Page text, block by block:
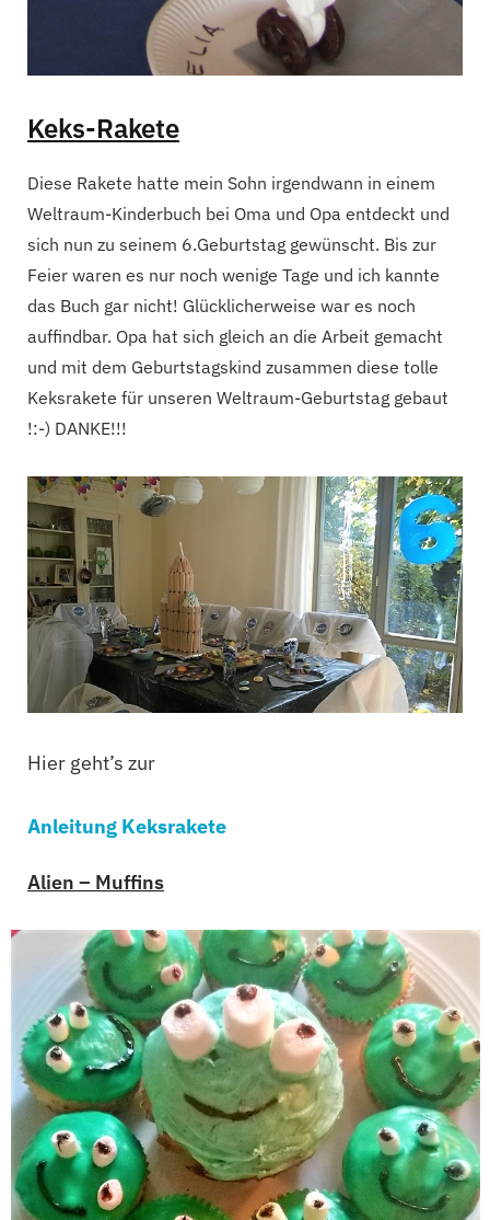
Keks-Rakete
Diese Rakete hatte mein Sohn irgendwann in einem
Weltraum-Kinderbuch bei Oma und Opa entdeckt und
sich nun zu seinem 6.Geburtstag gewünscht. Bis zur
Feier waren es nur noch wenige Tage und ich kannte
das Buch gar nicht! Glücklicherweise war es noch
auffindbar. Opa hat sich gleich an die Arbeit gemacht
und mit dem Geburtstagskind zusammen diese tolle
Keksrakete für unseren Weltraum-Geburtstag gebaut
!:-) DANKE!!!
Hier geht’s zur
Anleitung Keksrakete
Alien – Muffins